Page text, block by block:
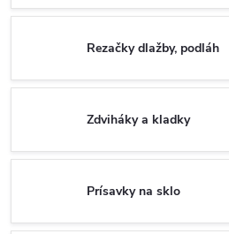
Rezačky dlažby, podláh
Zdviháky a kladky
Prísavky na sklo